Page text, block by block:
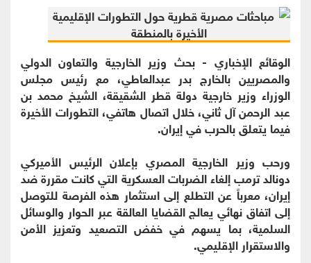
الوقائع الإخباري - بحث وزير الخارجية والتعاون الدولي
والمصريين بالخارج بدر عبدالعاطي، مع رئيس مجلس
الوزراء وزير خارجية دولة قطر الشقيقة، الشيخ محمد بن
عبد الرحمن آل ثاني، خلال اتصال هاتفي، التطورات الأخيرة
فيما يتعلق بالحرب في إيران.
ورحب وزير الخارجية المصري بإعلان الرئيس الأميركي
دونالد ترمب إلغاء الضربات العسكرية التي كانت مقررة ضد
إيران، معرباً عن التطلع إلى استثمار هذه الفرصة للتوصل
إلى اتفاق نهائي يعالج القضايا العالقة عبر الحوار والوسائل
السلمية، بما يسهم في خفض التصعيد وتعزيز الأمن
والاستقرار الإقليمي.